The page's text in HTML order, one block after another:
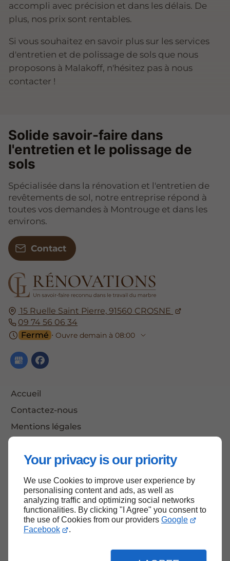
Your privacy is our priority
We use Cookies to improve user experience by
personalising content and ads, as well as
analyzing traffic and optimizing social networks
functionalities. By clicking "I Agree" you consent to
the use of Cookies from our providers Google
Facebook
.
accompli avec précision et dans les délais. De
plus, nos prix sont rentables.
Si vous souhaitez en savoir plus sur les services
d'entretien et de polissage de sols que nous
proposons à Malakoff, n'hésitez pas à nous
contacter !
15 Ruelle Saint Pierre, 91560 CROSNE
09 74 56 06 34
Fermé ⋅ Ouvre demain à 08:00
Accueil
Contactez-nous
Mentions légales
Solide savoir-faire dans
l'entretien et le polissage de
sols
Spécialisée dans la rénovation et l'entretien de
revêtements de sol, notre entreprise répond à
toutes vos demandes à Montrouge et dans les
environs.
Contact
Haut de page